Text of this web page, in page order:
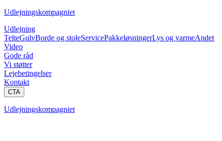
Udlejningskompagniet
Udlejning
TelteGulvBorde og stoleServicePakkeløsningerLys og varmeAndet
Video
Gode råd
Vi støtter
Lejebetingelser
Kontakt
CTA
Udlejningskompagniet